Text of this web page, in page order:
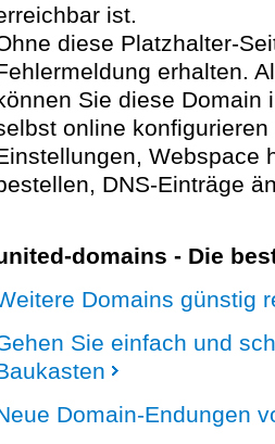
ist.
diese Platzhalter-
erhalten.
Sie diese Domain
online
Webspace
DNS-Einträge
domains - Die
Domains günstig
Sie einfach und
Domain-Endungen